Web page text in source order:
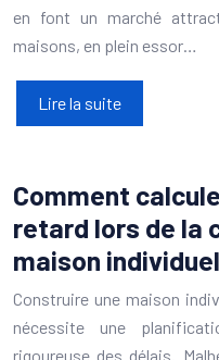
en font un marché
maisons, en plein essor…
Lire la suite
Comment
retard lors de la
maison
Construire une maison
nécessite une
rigoureuse des délais.